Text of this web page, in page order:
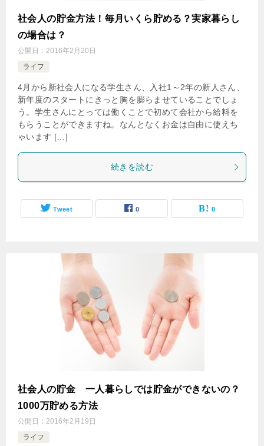
社会人の貯金方法！毎月いくら貯める？実家暮らし
の場合は？
公開日： 2016年2月20日
ライフ
4月から新社会人になる学生さん、入社1～2年の新人さん、
新年度のスタートにきっと胸を膨らませていることでしょ
う。学生さんにとっては働くことで初めて会社から給料を
もらうことができますね。なんとなくお金は自由に使えち
ゃいます […]
続きを読む
Tweet 0 0
社会人の貯金 一人暮らしでは貯金ができないの？
1000万貯める方法
公開日： 2016年2月19日
ライフ